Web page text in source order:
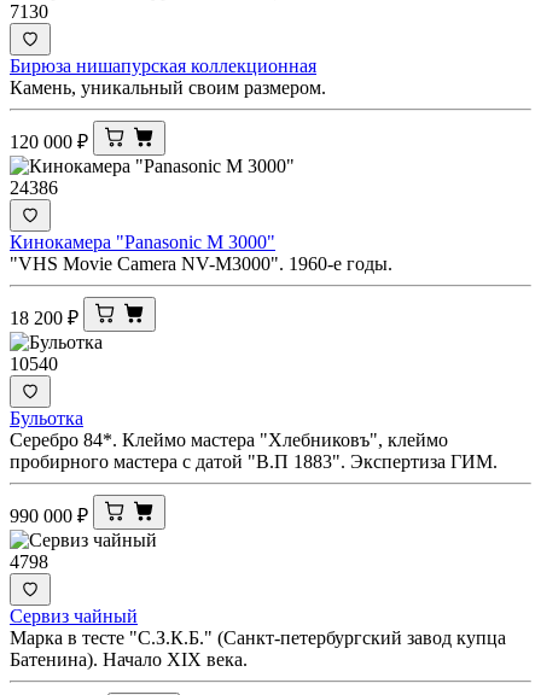
7130
Бирюза нишапурская коллекционная
Камень, уникальный своим размером.
120 000 ₽
24386
Кинокамера "Panasonic M 3000"
"VHS Movie Camera NV-M3000". 1960-е годы.
18 200 ₽
10540
Бульотка
Серебро 84*. Клеймо мастера "Хлебниковъ", клеймо
пробирного мастера с датой "В.П 1883". Экспертиза ГИМ.
990 000 ₽
4798
Сервиз чайный
Марка в тесте "С.З.К.Б." (Санкт-петербургский завод купца
Батенина). Начало XIX века.